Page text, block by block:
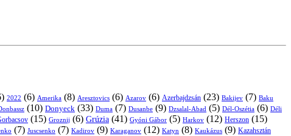
2022 (6) Amerika (8) Aresztovics (6) Azarov (6) Azerbajdzsán (23) Bakijev (7) Baku
(10) Donyeck (33) Duma (7) Dusanbe (9) Dzsalal-Abad (5) Dél-Oszétia (6) Déli
(15) Groznij (6) Grúzia (41) Gyóni Gábor (5) Harkov (12) Herszon (15)
(7) Juscsenko (7) Kadirov (9) Karaganov (12) Katyn (8) Kaukázus (9) Kazahsztán